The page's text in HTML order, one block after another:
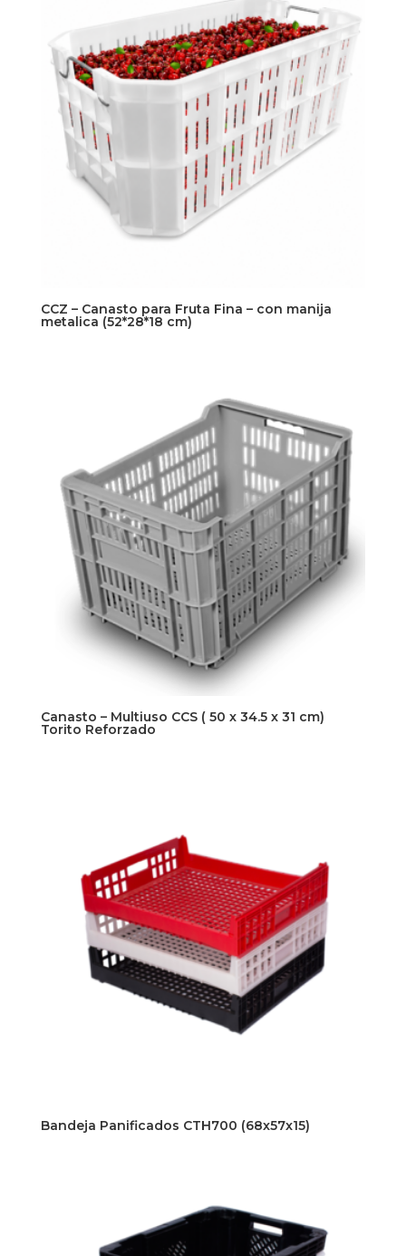
CCZ – Canasto para Fruta Fina – con manija
metalica (52*28*18 cm)
Canasto – Multiuso CCS ( 50 x 34.5 x 31 cm)
Torito Reforzado
Bandeja Panificados CTH700 (68x57x15)